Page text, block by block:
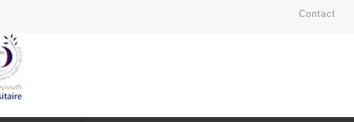
Contact